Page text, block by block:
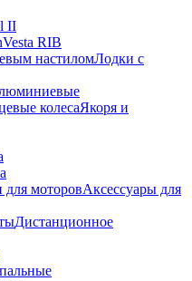
II
Vesta RIB
настиломЛодки с
колесаЯкоря и
для моторовАксессуары для
Дистанционное